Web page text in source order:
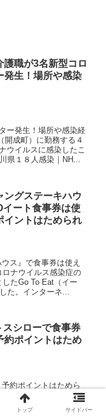
護職が3名新型コロ
発生！場所や感染
ー発生！場所や感染経
開成町）に勤務する４
ウイルスに感染したこ
県１８人感染｜NH...
ングステーキハウ
イート食事券は使
イントはためられ
ス』で食事券は使え
ナウイルス感染症の
たGo To Eat（イー
た。インターネ...
スシローで食事券
約ポイントはため
約ポイントはためら
後に向けて飲食店の需
ャンペーンが10月1日
予約サイトな...
トップ サイドバー